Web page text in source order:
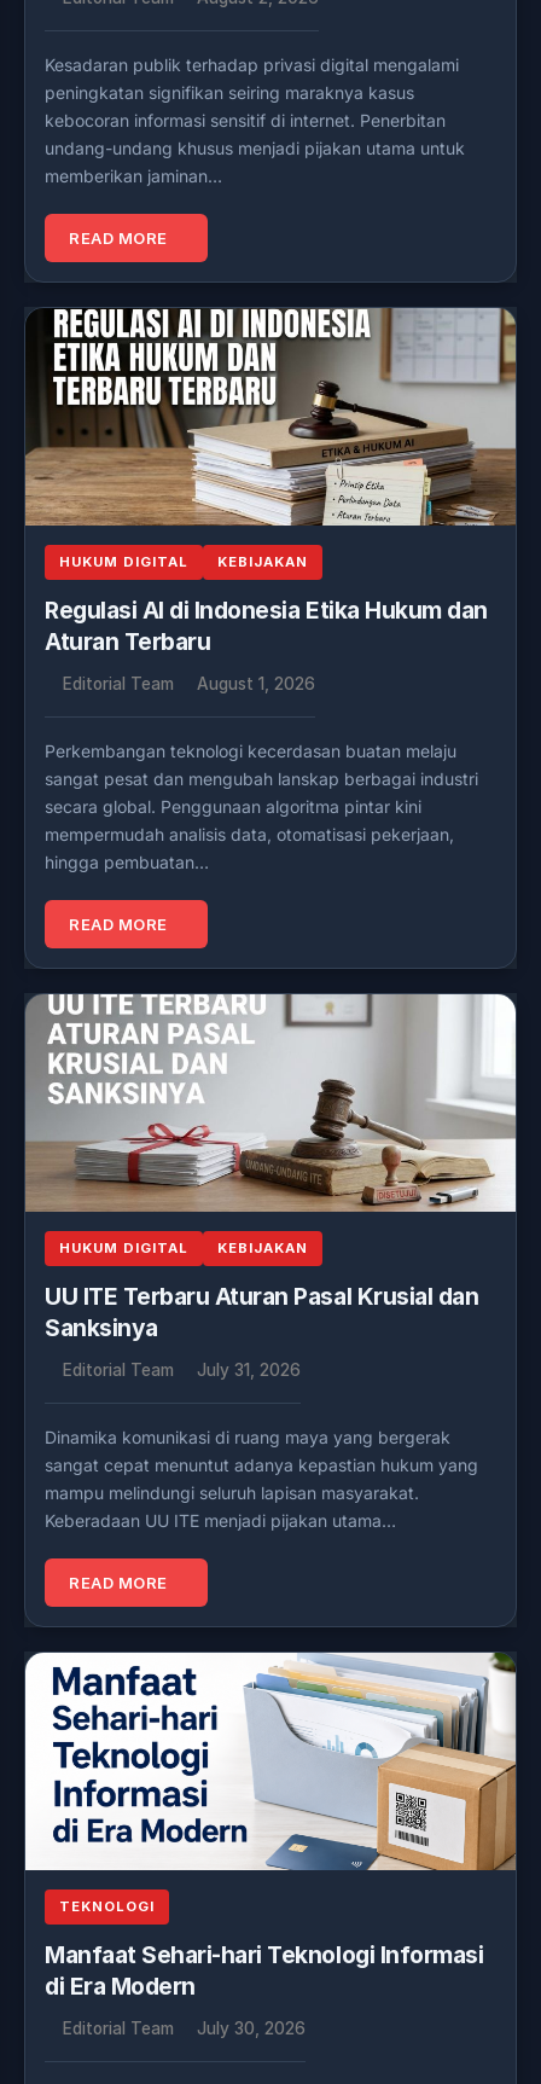
Kesadaran publik terhadap privasi digital mengalami
peningkatan signifikan seiring maraknya kasus
kebocoran informasi sensitif di internet. Penerbitan
undang-undang khusus menjadi pijakan utama untuk
memberikan jaminan…
READ MORE
HUKUM DIGITAL KEBIJAKAN
Regulasi AI di Indonesia Etika Hukum dan
Aturan Terbaru
Editorial Team August 1, 2026
Perkembangan teknologi kecerdasan buatan melaju
sangat pesat dan mengubah lanskap berbagai industri
secara global. Penggunaan algoritma pintar kini
mempermudah analisis data, otomatisasi pekerjaan,
hingga pembuatan…
READ MORE
HUKUM DIGITAL KEBIJAKAN
UU ITE Terbaru Aturan Pasal Krusial dan
Sanksinya
Editorial Team July 31, 2026
Dinamika komunikasi di ruang maya yang bergerak
sangat cepat menuntut adanya kepastian hukum yang
mampu melindungi seluruh lapisan masyarakat.
Keberadaan UU ITE menjadi pijakan utama…
READ MORE
TEKNOLOGI
Manfaat Sehari-hari Teknologi Informasi
di Era Modern
Editorial Team July 30, 2026